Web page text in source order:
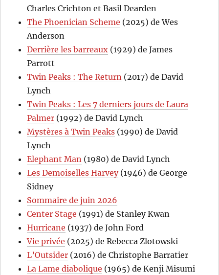
Charles Crichton et Basil Dearden
The Phoenician Scheme (2025) de Wes
Anderson
Derrière les barreaux (1929) de James
Parrott
Twin Peaks : The Return (2017) de David
Lynch
Twin Peaks : Les 7 derniers jours de Laura
Palmer (1992) de David Lynch
Mystères à Twin Peaks (1990) de David
Lynch
Elephant Man (1980) de David Lynch
Les Demoiselles Harvey(1946) de George
Sidney
Sommaire de juin 2026
Center Stage (1991) de Stanley Kwan
Hurricane (1937) de John Ford
Vie privée (2025) de Rebecca Zlotowski
L’Outsider (2016) de Christophe Barratier
La Lame diabolique (1965) de Kenji Misumi